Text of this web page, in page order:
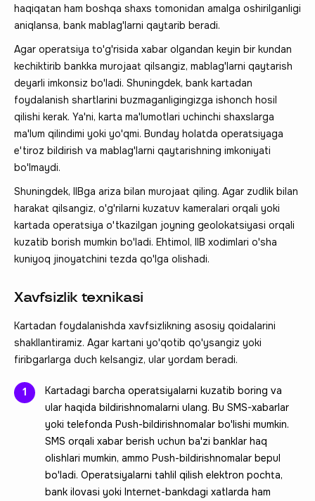
haqiqatan ham boshqa shaxs tomonidan amalga oshirilganligi
aniqlansa, bank mablag'larni qaytarib beradi.
Agar operatsiya to'g'risida xabar olgandan keyin bir kundan
kechiktirib bankka murojaat qilsangiz, mablag'larni qaytarish
deyarli imkonsiz bo'ladi. Shuningdek, bank kartadan
foydalanish shartlarini buzmaganligingizga ishonch hosil
qilishi kerak. Ya'ni, karta ma'lumotlari uchinchi shaxslarga
ma'lum qilindimi yoki yo'qmi. Bunday holatda operatsiyaga
e'tiroz bildirish va mablag'larni qaytarishning imkoniyati
bo'lmaydi.
Shuningdek, IIBga ariza bilan murojaat qiling. Agar zudlik bilan
harakat qilsangiz, o'g'rilarni kuzatuv kameralari orqali yoki
kartada operatsiya o'tkazilgan joyning geolokatsiyasi orqali
kuzatib borish mumkin bo'ladi. Ehtimol, IIB xodimlari o'sha
kuniyoq jinoyatchini tezda qo'lga olishadi.
Xavfsizlik texnikasi
Kartadan foydalanishda xavfsizlikning asosiy qoidalarini
shakllantiramiz. Agar kartani yo'qotib qo'ysangiz yoki
firibgarlarga duch kelsangiz, ular yordam beradi.
Kartadagi barcha operatsiyalarni kuzatib boring va
ular haqida bildirishnomalarni ulang. Bu SMS-xabarlar
yoki telefonda Push-bildirishnomalar bo'lishi mumkin.
SMS orqali xabar berish uchun ba'zi banklar haq
olishlari mumkin, ammo Push-bildirishnomalar bepul
bo'ladi. Operatsiyalarni tahlil qilish elektron pochta,
bank ilovasi yoki Internet-bankdagi xatlarda ham